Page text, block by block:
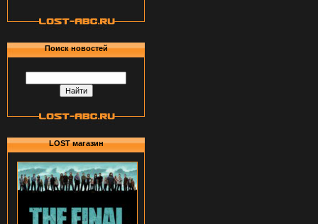
Поиск новостей
LOST магазин